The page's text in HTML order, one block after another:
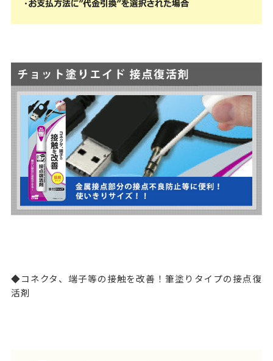
◆コネクタ、端子等の接触を改善！筆塗りタイプの接点復
活剤